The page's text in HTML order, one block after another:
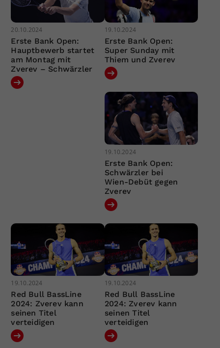
20.10.2024
Erste Bank Open:
Hauptbewerb startet
am Montag mit
Zverev – Schwärzler
19.10.2024
Erste Bank Open:
Super Sunday mit
Thiem und Zverev
19.10.2024
Erste Bank Open:
Schwärzler bei
Wien-Debüt gegen
Zverev
19.10.2024
Red Bull BassLine
2024: Zverev kann
seinen Titel
verteidigen
19.10.2024
Red Bull BassLine
2024: Zverev kann
seinen Titel
verteidigen